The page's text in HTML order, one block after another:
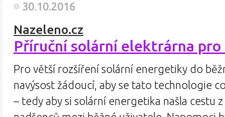
30.10.2016
Nazeleno.cz
Příruční solární elektrárna pro
Pro větší rozšíření solární energetiky do
navýsost žádoucí, aby se tato technologie
– tedy aby si solární energetika našla cestu